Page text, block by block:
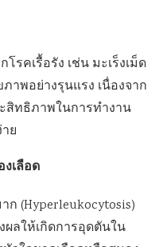
รคเรื้อรัง เช่น มะเร็งเม็ด
าพอย่างรุนแรง เนื่องจาก
สิทธิภาพในการทำงาน
ย
เลือด
(Hyperleukocytosis)
ลให้เกิดการอุดตันใน